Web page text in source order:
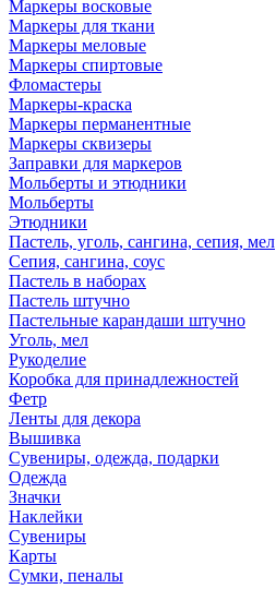
Маркеры восковые
Маркеры для ткани
Маркеры меловые
Маркеры спиртовые
Фломастеры
Маркеры-краска
Маркеры перманентные
Маркеры сквизеры
Заправки для маркеров
Мольберты и этюдники
Мольберты
Этюдники
Пастель, уголь, сангина, сепия, мел
Сепия, сангина, соус
Пастель в наборах
Пастель штучно
Пастельные карандаши штучно
Уголь, мел
Рукоделие
Коробка для принадлежностей
Фетр
Ленты для декора
Вышивка
Сувениры, одежда, подарки
Одежда
Значки
Наклейки
Сувениры
Карты
Сумки, пеналы